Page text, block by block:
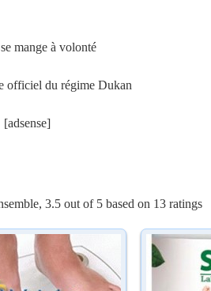
mange à volonté
officiel du régime Dukan
[adsense]
, 3.5 out of 5 based on 13 ratings